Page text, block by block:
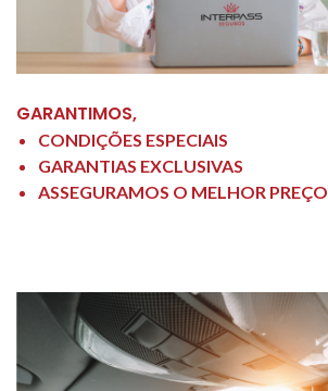
GARANTIMOS,
CONDIÇÕES ESPECIAIS
GARANTIAS EXCLUSIVAS
ASSEGURAMOS O MELHOR PREÇO